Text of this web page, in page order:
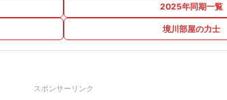
2025年同期一覧
境川部屋の力士
スポンサーリンク